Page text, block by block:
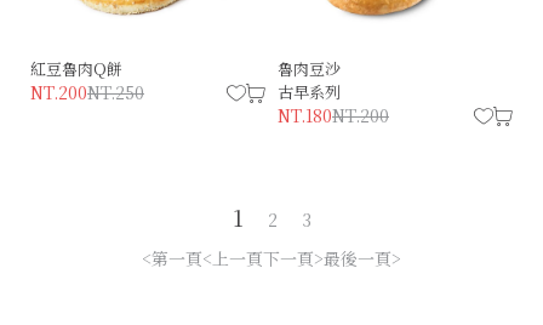
紅豆魯肉Q餅
NT.200NT.250
魯肉豆沙
古早系列
NT.180NT.200
第一頁 上一頁
1 2
3
下一頁 最後一頁
Cookies